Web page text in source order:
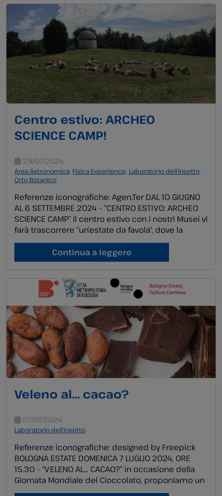
strategie per sopravvivere in […]
Centro estivo: ARCHEO
SCIENCE CAMP!
29/07/2024
Area Astronomica, Fisica Experience, Laboratorio dell’insetto,
Orto Botanico
Referenze iconografiche: Agen.Ter DAL 10 GIUGNO
AL 6 SETTEMBRE 2024 – “CENTRO ESTIVO: ARCHEO
SCIENCE CAMP” Il centro estivo con i nostri Musei vi
farà trascorrere “un’estate da favola“, dove la
magia dell’apprendimento si fonde con il piacere
del gioco e della scoperta! Immaginate una
stagione calda trascorsa tra le meraviglie del
Continua a leggere
Veleno al… cacao?
07/07/2024
Laboratorio dell’insetto
Referenze iconografiche: designed by Freepick
BOLOGNA ESTATE DOMENICA 7 LUGLIO 2024, ORE
15.30 – “VELENO AL… CACAO?” in occasione della
Giornata Mondiale del Cioccolato, proponiamo un
laboratorio “da leccarsi i baffi” alla scoperta del